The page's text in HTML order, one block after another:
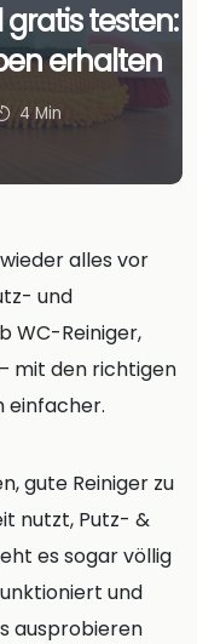
testen:
erhalten
4 Min
alles vor
und
WC-Reiniger,
mit den richtigen
einfacher.
gute Reiniger zu
nutzt, Putz- &
es sogar völlig
und
ausprobieren